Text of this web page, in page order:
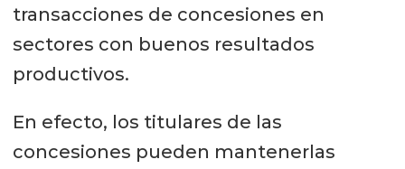
transacciones de concesiones en
sectores con buenos resultados
productivos.
En efecto, los titulares de las
concesiones pueden mantenerlas